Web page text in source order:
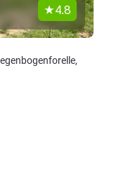
4.8